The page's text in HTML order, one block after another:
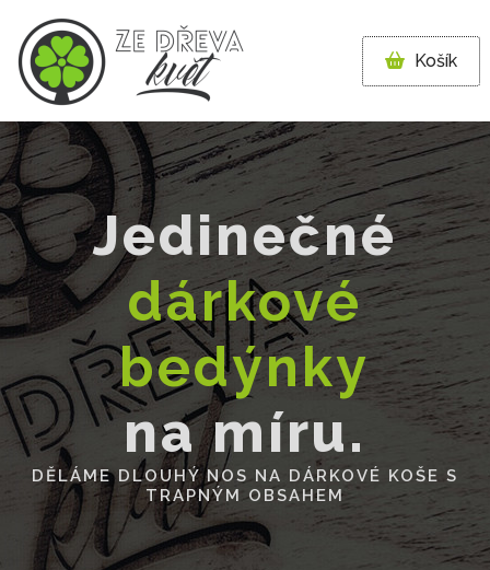
Košík
Jedinečné
dárkové
bedýnky
na míru.
DĚLÁME DLOUHÝ NOS NA DÁRKOVÉ KOŠE S
TRAPNÝM OBSAHEM